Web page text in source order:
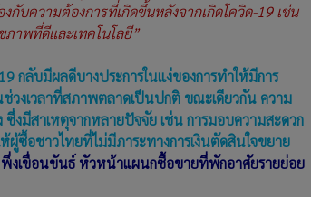
บความต้องการที่เกิดขึ้นหลังจากเกิดโควิด-19 เช่น
าพที่ดีและเทคโนโลยี”
กลับมีผลดีบางประการในแง่ของการทำให้มีการ
วงเวลาที่สภาพตลาดเป็นปกติ ขณะเดียวกัน ความ
งมีสาเหตุจากหลายปัจจัย เช่น การมอบความสะดวก
ผู้ซื้อชาวไทยที่ไม่มีภาระทางการเงินตัดสินใจขยาย
งเขื่อนขันธ์ หัวหน้าแผนกซื้อขายที่พักอาศัยรายย่อย